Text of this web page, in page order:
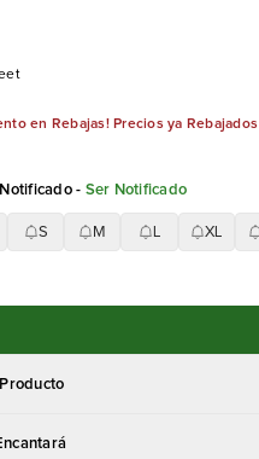
en Rebajas! Precios ya Rebajados
- Ser Notificado
S M XL